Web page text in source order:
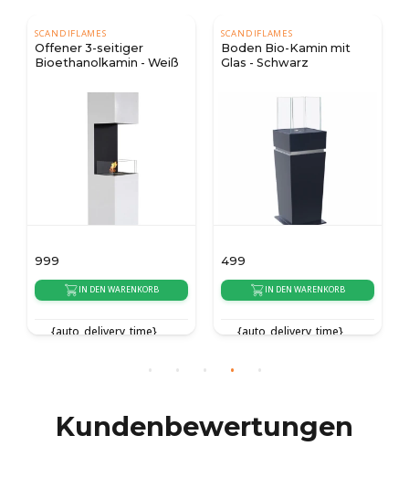
SCANDIFLAMES
Offener 3-seitiger
Bioethanolkamin - Weiß
999
IN DEN WARENKORB
{auto_delivery_time}
SCANDIFLAMES
Boden Bio-Kamin mit
Glas - Schwarz
499
IN DEN WARENKORB
{auto_delivery_time}
Kundenbewertungen